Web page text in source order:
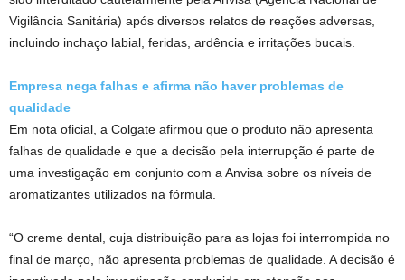
Vigilância Sanitária) após diversos relatos de reações adversas,
incluindo inchaço labial, feridas, ardência e irritações bucais.
Empresa nega falhas e afirma não haver problemas de
qualidade
Em nota oficial, a Colgate afirmou que o produto não apresenta
falhas de qualidade e que a decisão pela interrupção é parte de
uma investigação em conjunto com a Anvisa sobre os níveis de
aromatizantes utilizados na fórmula.
“O creme dental, cuja distribuição para as lojas foi interrompida no
final de março, não apresenta problemas de qualidade. A decisão é